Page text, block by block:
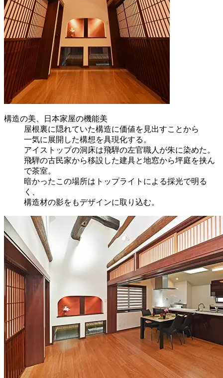
構造の美、日本家屋の機能美
屋根裏に隠れていた構造に価値を見出すことから
一気に展開した構想を具現化する。
アイストップの洞床は飛騨の左官職人が朱に染めた。
飛騨の古民家から移設した建具と地窓から坪庭を挟ん
で茶室。
暗かったこの場所はトップライトによる採光で明る
く、
構造材の影をもデザインに取り込む。